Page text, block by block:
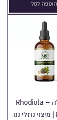
הוספה לסל
רודיולה – Rhodiola
Rosea | מיצוי נוזלי ננו